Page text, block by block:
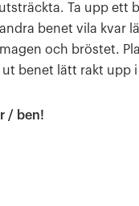
Ta upp ett
benet vila kvar
och bröstet.
benet lätt rakt upp
/ ben!